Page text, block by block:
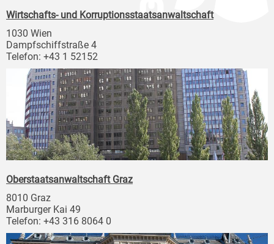
Wirtschafts- und Korruptionsstaatsanwaltschaft
1030 Wien
Dampfschiffstraße 4
Telefon: +43 1 52152
Oberstaatsanwaltschaft Graz
8010 Graz
Marburger Kai 49
Telefon: +43 316 8064 0